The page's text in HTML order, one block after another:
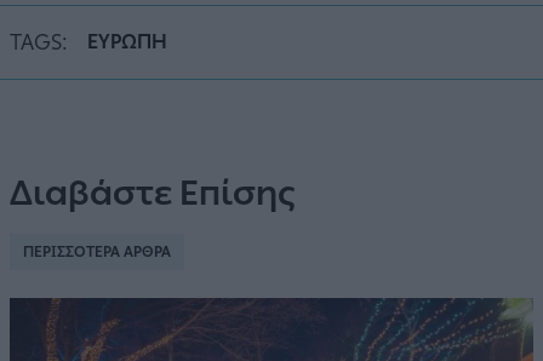
TAGS: ΕΥΡΩΠΗ
Διαβάστε Επίσης
ΠΕΡΙΣΣΟΤΕΡΑ ΑΡΘΡΑ